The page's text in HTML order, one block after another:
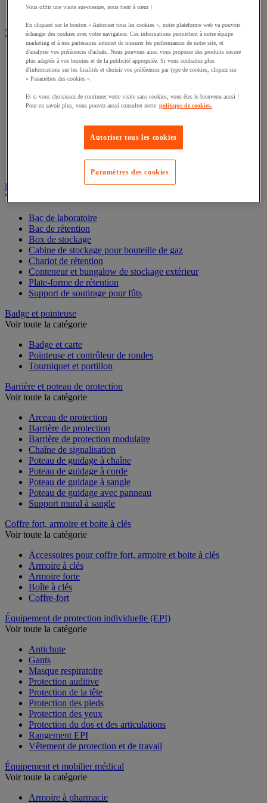
Interphone et vidéophone
Armoire de sécurité et stockage de produits dangereux
Voir toute la catégorie
Accessoires pour armoire de sécurité et de stockage
Armoire bouteilles de gaz
Armoire multirisque
Armoire pour batteries lithium-ion
Armoire pour produits inflammables
Récipient de sécurité
Bac de rétention et matériel de rétention
Bac de laboratoire
Bac de rétention
Box de stockage
Cabine de stockage pour bouteille de gaz
Chariot de rétention
Conteneur et bungalow de stockage extérieur
Plate-forme de rétention
Badge et pointeuse
Badge et carte
Pointeuse et contrôleur de rondes
Barrière et poteau de protection
Arceau de protection
Barrière de protection
Barrière de protection modulaire
Chaîne de signalisation
Poteau de guidage à chaîne
Poteau de guidage à corde
Poteau de guidage à sangle
Poteau de guidage avec panneau
Coffre fort, armoire et boite à clés
Accessoires pour coffre fort, armoire et boite à clés
Armoire à clés
Armoire forte
Boîte à clés
Équipement de protection individuelle (EPI)
Antichute
Gants
Masque respiratoire
Protection auditive
Protection de la tête
Protection des pieds
Protection des yeux
Protection du dos et des articulations
Rangement EPI
Équipement et mobilier médical
Vous offrir une visite sur-mesure, nous tient à cœur !
En cliquant sur le bouton « Autoriser tous les cookies », notre plateforme web va pouvoir
échanger des cookies avec votre navigateur. Ces informations permettent à notre équipe
marketing et à nos partenaires internet de mesurer les performances de notre site, et
d'analyser vos préférences d'achats. Nous pouvons ainsi vous proposer des produits encore
plus adaptés à vos besoins et de la publicité appropriée. Si vous souhaitez plus
d'informations sur les finalités et choisir vos préférences par type de cookies, cliquez sur
« Paramètres des cookies ».
Et si vous choisissez de continuer votre visite sans cookies, vous êtes le bienvenu aussi !
Pour en savoir plus, vous pouvez aussi consulter notre politique de cookies.
Autoriser tous les cookies
Paramètres des cookies